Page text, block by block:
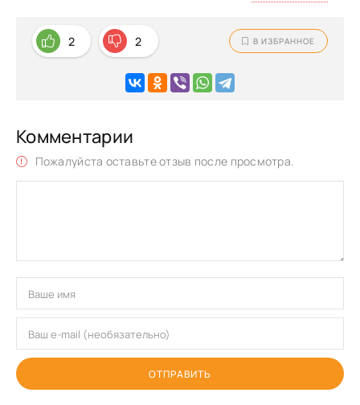
2 2 В ИЗБРАННОЕ
Комментарии
Пожалуйста оставьте отзыв после просмотра.
ОТПРАВИТЬ